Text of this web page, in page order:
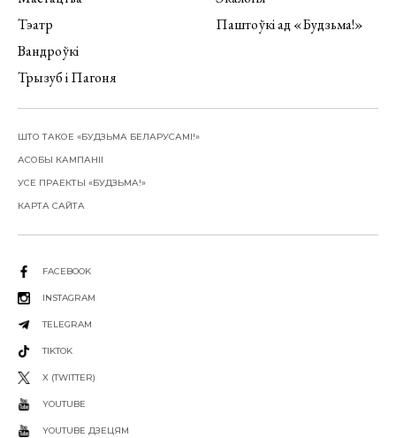
Тэатр
Вандроўкі
Трызуб і Пагоня
Паштоўкі ад «Будзьма!»
ШТО ТАКОЕ «БУДЗЬМА БЕЛАРУСАМІ!»
АСОБЫ КАМПАНІІ
УСЕ ПРАЕКТЫ «БУДЗЬМА!»
КАРТА САЙТА
FACEBOOK
INSTAGRAM
TELEGRAM
TIKTOK
X (TWITTER)
YOUTUBE
YOUTUBE ДЗЕЦЯМ